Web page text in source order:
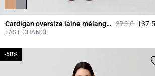
Cardigan oversize laine mélangée Prix réduit à
275 €à
LAST CHANCE
-50%
-50%